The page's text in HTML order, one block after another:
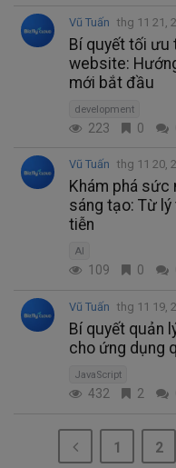
Vũ Tuấn thg 11 21,
Bí quyết tối ưu
website:
mới bắt đầu
development
223 0
Vũ Tuấn thg 11 20,
Khám phá sức
sáng tạo: Từ
tiễn
AI
109 0
Vũ Tuấn thg 11 19,
Bí quyết quản
cho ứng dụng
JavaScript
432 2
1 2